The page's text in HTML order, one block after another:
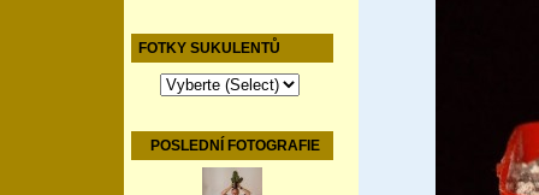
FOTKY SUKULENTŮ
POSLEDNÍ FOTOGRAFIE